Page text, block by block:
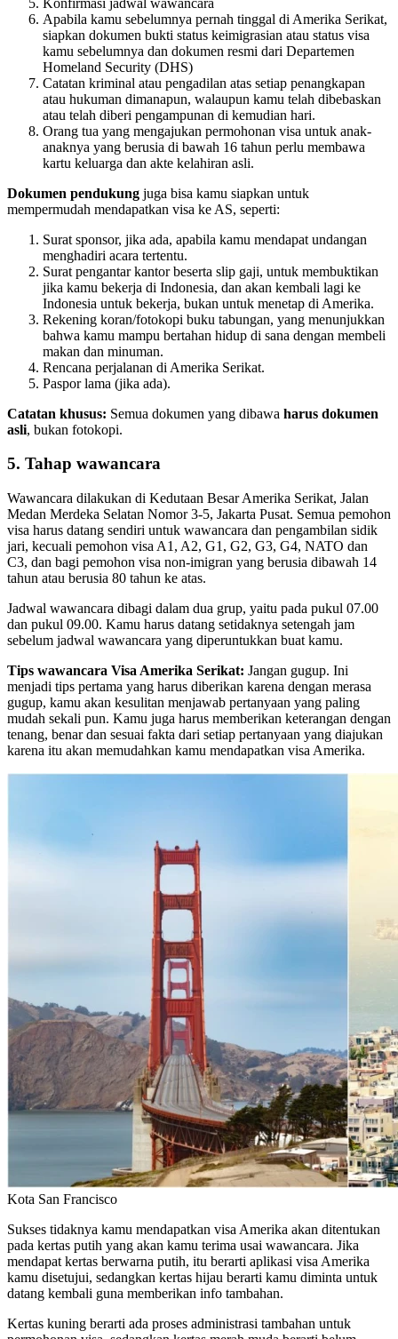
Apabila kamu sebelumnya pernah tinggal di Amerika Serikat,
siapkan dokumen bukti status keimigrasian atau status visa
kamu sebelumnya dan dokumen resmi dari Departemen
Homeland Security (DHS)
Catatan kriminal atau pengadilan atas setiap penangkapan
atau hukuman dimanapun, walaupun kamu telah dibebaskan
atau telah diberi pengampunan di kemudian hari.
Orang tua yang mengajukan permohonan visa untuk anak-
anaknya yang berusia di bawah 16 tahun perlu membawa
kartu keluarga dan akte kelahiran asli.
Dokumen pendukung juga bisa kamu siapkan untuk
mempermudah mendapatkan visa ke AS, seperti:
Surat sponsor, jika ada, apabila kamu mendapat undangan
menghadiri acara tertentu.
Surat pengantar kantor beserta slip gaji, untuk membuktikan
jika kamu bekerja di Indonesia, dan akan kembali lagi ke
Indonesia untuk bekerja, bukan untuk menetap di Amerika.
Rekening koran/fotokopi buku tabungan, yang menunjukkan
bahwa kamu mampu bertahan hidup di sana dengan membeli
makan dan minuman.
Rencana perjalanan di Amerika Serikat.
Paspor lama (jika ada).
Catatan khusus: Semua dokumen yang dibawa harus dokumen
asli, bukan fotokopi.
5. Tahap wawancara
Wawancara dilakukan di Kedutaan Besar Amerika Serikat, Jalan
Medan Merdeka Selatan Nomor 3-5, Jakarta Pusat. Semua pemohon
visa harus datang sendiri untuk wawancara dan pengambilan sidik
jari, kecuali pemohon visa A1, A2, G1, G2, G3, G4, NATO dan
C3, dan bagi pemohon visa non-imigran yang berusia dibawah 14
tahun atau berusia 80 tahun ke atas.
Jadwal wawancara dibagi dalam dua grup, yaitu pada pukul 07.00
dan pukul 09.00. Kamu harus datang setidaknya setengah jam
sebelum jadwal wawancara yang diperuntukkan buat kamu.
Tips wawancara Visa Amerika Serikat: Jangan gugup. Ini
menjadi tips pertama yang harus diberikan karena dengan merasa
gugup, kamu akan kesulitan menjawab pertanyaan yang paling
mudah sekali pun. Kamu juga harus memberikan keterangan dengan
tenang, benar dan sesuai fakta dari setiap pertanyaan yang diajukan
karena itu akan memudahkan kamu mendapatkan visa Amerika.
Kota San Francisco
Sukses tidaknya kamu mendapatkan visa Amerika akan ditentukan
pada kertas putih yang akan kamu terima usai wawancara. Jika
mendapat kertas berwarna putih, itu berarti aplikasi visa Amerika
kamu disetujui, sedangkan kertas hijau berarti kamu diminta untuk
datang kembali guna memberikan info tambahan.
Kertas kuning berarti ada proses administrasi tambahan untuk